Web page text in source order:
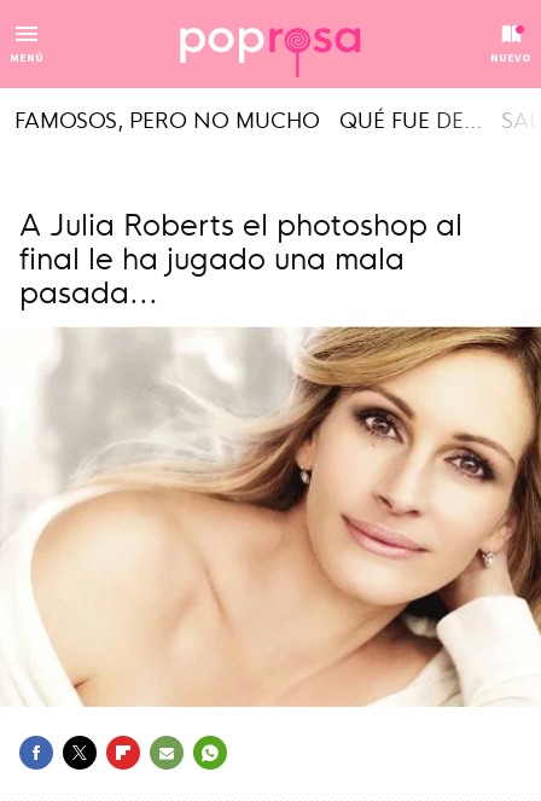
MENÚ NUEVO
FAMOSOS, PERO NO MUCHO QUÉ FUE DE...
A Julia Roberts el photoshop al
final le ha jugado una mala
pasada...